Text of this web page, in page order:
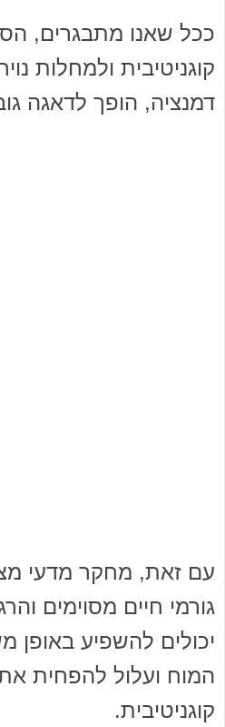
ככל שאנו מתבגרים,
קוגניטיבית ולמחלות
דמנציה, הופך לדאגה
עם זאת, מחקר מדעי
גורמי חיים מסוימים
יכולים להשפיע באופן
המוח ועלול להפחית את
קוגניטיבית.